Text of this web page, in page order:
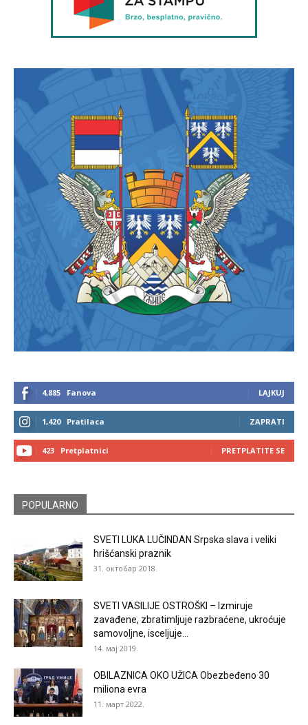
4,885 Fanova LAJKUJ
1,420 Pratilaca ZAPRATI
423 Pretplatnici PRETPLATITE SE
POPULARNO
SVETI LUKA LUČINDAN Srpska slava i veliki
hrišćanski praznik
31. октобар 2018.
SVETI VASILIJE OSTROŠKI – Izmiruje
zavađene, zbratimljuje razbraćene, ukroćuje
samovoljne, isceljuje...
14. мај 2019.
OBILAZNICA OKO UŽICA Obezbeđeno 30
miliona evra
11. март 2022.